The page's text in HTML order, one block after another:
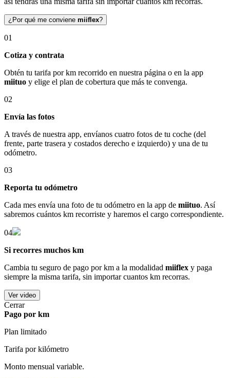
¿Por qué me conviene miiflex?
01
Cotiza y contrata
Obtén tu tarifa por km recorrido en nuestra página o en la app
miituo y elige el plan de cobertura que más te convenga.
02
Envía las fotos
A través de nuestra app, envíanos cuatro fotos de tu coche (del
frente, parte trasera y costados derecho e izquierdo) y una de tu
odómetro.
03
Reporta tu odómetro
Cada mes envía una foto de tu odómetro en la app de miituo. Así
sabremos cuántos km recorriste y haremos el cargo correspondiente.
04
Si recorres muchos km
Cambia tu seguro de pago por km a la modalidad miiflex y paga
siempre la misma tarifa, sin importar cuantos km recorras.
Ver video
Cerrar
Pago por km
Plan limitado
Tarifa por kilómetro
Monto mensual variable.